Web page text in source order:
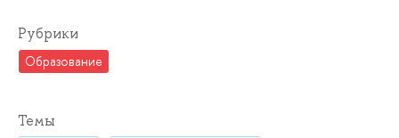
Рубрики
Образование
Темы